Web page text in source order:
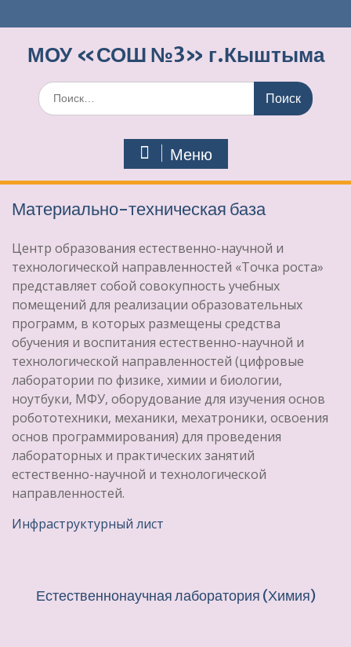
к
МОУ «СОШ №3» г.Кыштыма
Поиск
по:
Меню
Материально-техническая база
Центр образования естественно-научной и
технологической направленностей «Точка роста»
представляет собой совокупность учебных
помещений для реализации образовательных
программ, в которых размещены средства
обучения и воспитания естественно-научной и
технологической направленностей (цифровые
лаборатории по физике, химии и биологии,
ноутбуки, МФУ, оборудование для изучения основ
робототехники, механики, мехатроники, освоения
основ программирования) для проведения
лабораторных и практических занятий
естественно-научной и технологической
направленностей.
Инфраструктурный лист
Естественнонаучная лаборатория (Химия)